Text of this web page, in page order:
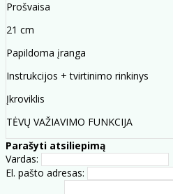
Prošvaisa
21 cm
Papildoma įranga
Instrukcijos + tvirtinimo rinkinys
Įkroviklis
TĖVŲ VAŽIAVIMO FUNKCIJA
Parašyti atsiliepimą
Vardas:
El. pašto adresas: